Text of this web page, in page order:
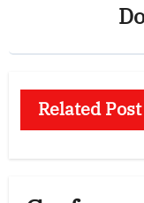
Related Post